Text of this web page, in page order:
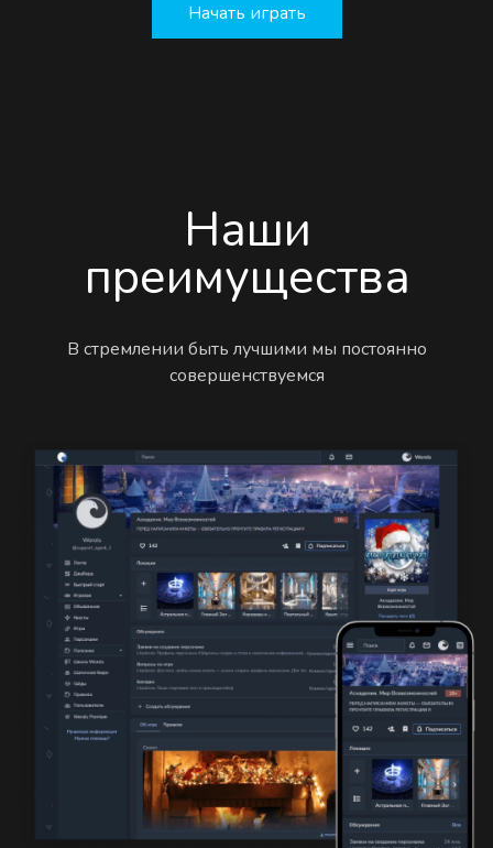
Начать играть
Наши
преимущества
В стремлении быть лучшими мы постоянно
совершенствуемся